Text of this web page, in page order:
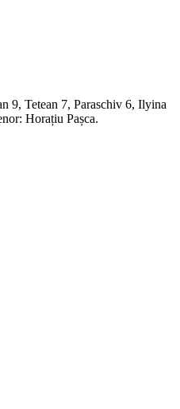
9, Tetean 7, Paraschiv 6, Ilyina
Horațiu Pașca.